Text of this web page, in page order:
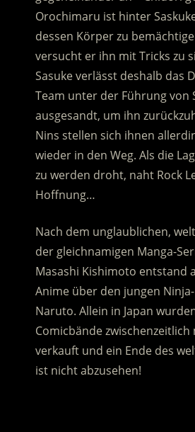
Orochimaru ist hinter
dessen Körper zu
versucht er ihn mit Tricks zu
Sasuke verlässt deshalb das
Team unter der Führung von
ausgesandt, um ihn
Nins stellen sich ihnen
wieder in den Weg. Als die
zu werden droht, naht Rock
Hoffnung…
Nach dem unglaublichen,
der gleichnamigen Manga-
Masashi Kishimoto entstand
Anime über den jungen
Naruto. Allein in Japan
Comicbände
verkauft und ein Ende des
ist nicht abzusehen!